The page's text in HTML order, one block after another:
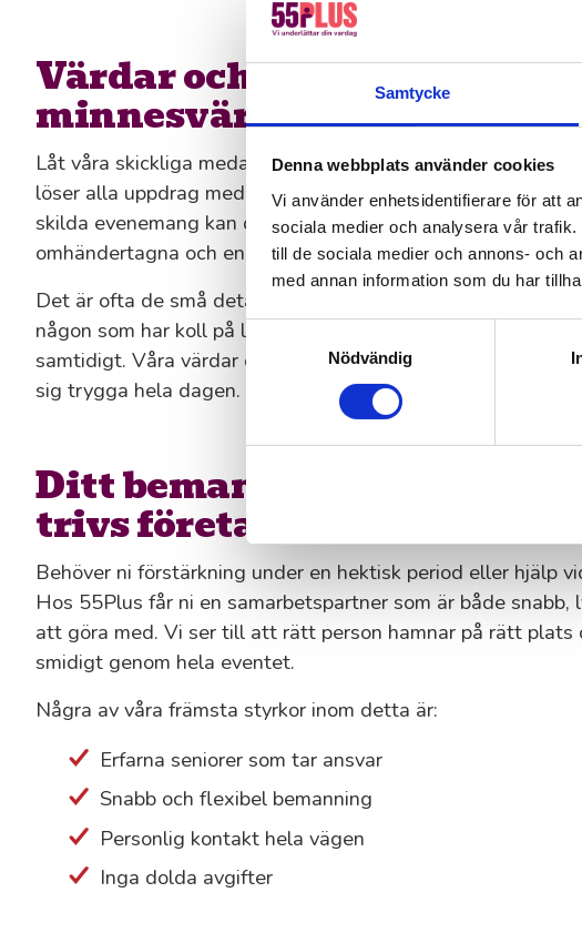
Samtycke
Denna webbplats använder cookies
Vi använder enhetsidentifierare för att
sociala medier och analysera vår
till de sociala medier och annons- och
med annan information som du har
Samtyckesval
Nödvändig
Värdar och informatörer
minnesvärda event
Låt våra skickliga medarbetare få vara er röst och ansikte
löser alla uppdrag med omtanke, servicekänsla och
skilda evenemang kan de sätta rätt ton och få alla
omhändertagna och engagerade.
Det är ofta de små detaljerna som gör ett event
någon som har koll på läget och ett leende som sprider lugn
samtidigt. Våra värdar och informatörer ser till att både
sig trygga hela dagen.
Ditt bemanningsföretag i
trivs företag med oss
Behöver ni förstärkning under en hektisk period eller hjälp
Hos 55Plus får ni en samarbetspartner som är både snabb,
att göra med. Vi ser till att rätt person hamnar på rätt
smidigt genom hela eventet.
Några av våra främsta styrkor inom detta är:
Erfarna seniorer som tar ansvar
Snabb och flexibel bemanning
Personlig kontakt hela vägen
Inga dolda avgifter